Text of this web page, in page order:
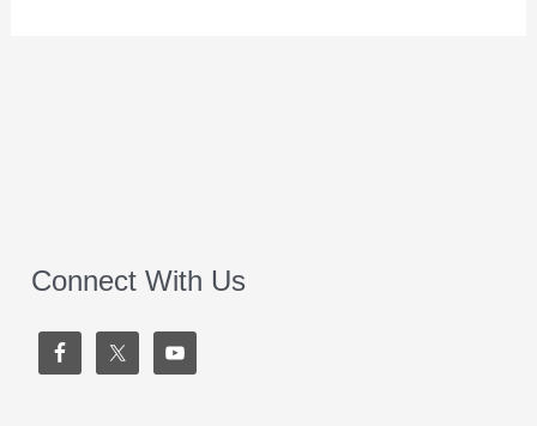
Connect With Us